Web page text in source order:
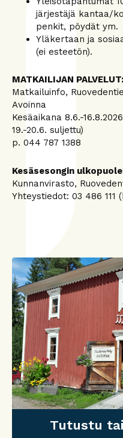
järjestäjä kantaa/
penkit, pöydät ym.
Yläkertaan ja
(ei esteetön).
MATKAILIJAN PALVELUT:
Matkailuinfo,
Avoinna
Kesäaikana 8.6.-
19.-20.6. suljettu)
p. 044 787 1388
Kesäsesongin
Kunnanvirasto,
Yhteystiedot: 03 486 111
Tutustu
Tutustu